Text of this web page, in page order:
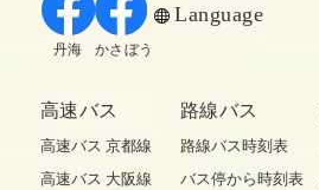
Language
丹海 かさぼう
高速バス
高速バス 京都線
高速バス 大阪線
路線バス
路線バス時刻表
バス停から時刻表